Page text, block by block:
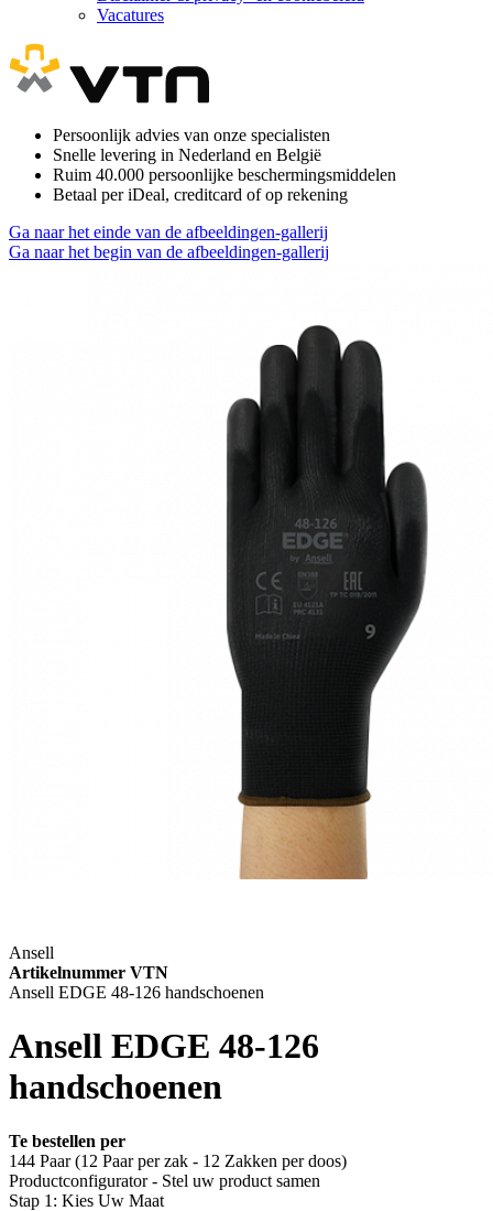
Vacatures
Persoonlijk advies van onze specialisten
Snelle levering in Nederland en België
Ruim 40.000 persoonlijke beschermingsmiddelen
Betaal per iDeal, creditcard of op rekening
Ga naar het einde van de afbeeldingen-gallerij
Ga naar het begin van de afbeeldingen-gallerij
Ansell
Artikelnummer VTN
Ansell EDGE 48-126 handschoenen
Ansell EDGE 48-126
handschoenen
Te bestellen per
144 Paar (12 Paar per zak - 12 Zakken per doos)
Productconfigurator - Stel uw product samen
Stap 1: Kies Uw Maat